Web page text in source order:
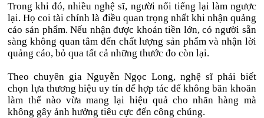
Trong khi đó, nhiều nghệ sĩ, người nổi tiếng lại làm ngược
lại. Họ coi tài chính là điều quan trọng nhất khi nhận quảng
cáo sản phẩm. Nếu nhận được khoản tiền lớn, có người sẵn
sàng không quan tâm đến chất lượng sản phẩm và nhận lời
quảng cáo, bỏ qua tất cả những thước đo còn lại.
Theo chuyên gia Nguyễn Ngọc Long, nghệ sĩ phải biết
chọn lựa thương hiệu uy tín để hợp tác để không băn khoăn
làm thế nào vừa mang lại hiệu quả cho nhãn hàng mà
không gây ảnh hưởng tiêu cực đến công chúng.